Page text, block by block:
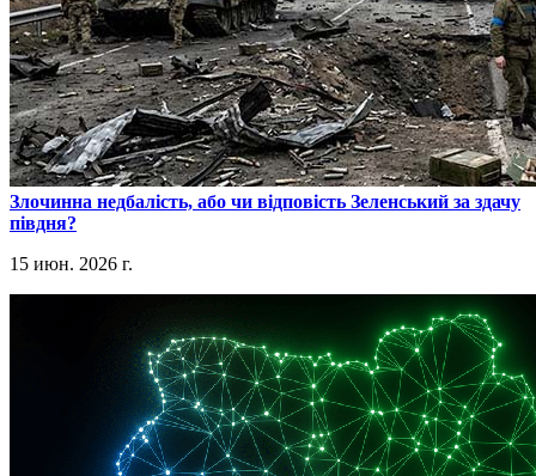
​Злочинна недбалість, або чи відповість Зеленський за здачу
півдня?
15 июн. 2026 г.